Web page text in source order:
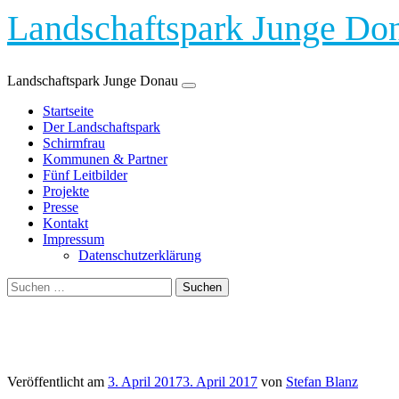
Landschaftspark Junge
Landschaftspark Junge Donau
Inhalt
springen
Startseite
Der Landschaftspark
Schirmfrau
Kommunen & Partner
Fünf Leitbilder
Projekte
Presse
Kontakt
Impressum
Datenschutzerklärung
Suchen
nach:
Veröffentlicht am 3. April 20173. April 2017 von Stefan Blanz